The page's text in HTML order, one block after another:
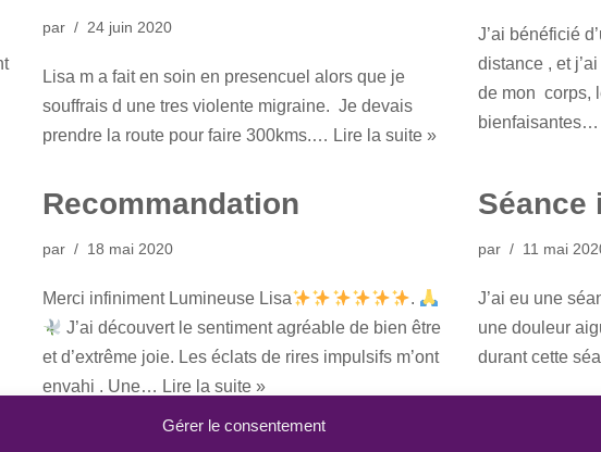
Gérer le consentement
par 24 juin 2020
Lisa m a fait en soin en presencuel alors que je
souffrais d une tres violente migraine. Je devais
prendre la route pour faire 300kms.… Lire la suite »
J’ai bénéficié
distance , et
de mon corps,
bienfaisantes…
Recommandation
par 18 mai 2020
Merci infiniment Lumineuse Lisa
.
J’ai découvert le sentiment agréable de bien être
et d’extrême joie. Les éclats de rires impulsifs m’ont
envahi . Une… Lire la suite »
Séance
par 11 mai
J’ai eu une
une douleur
durant cette